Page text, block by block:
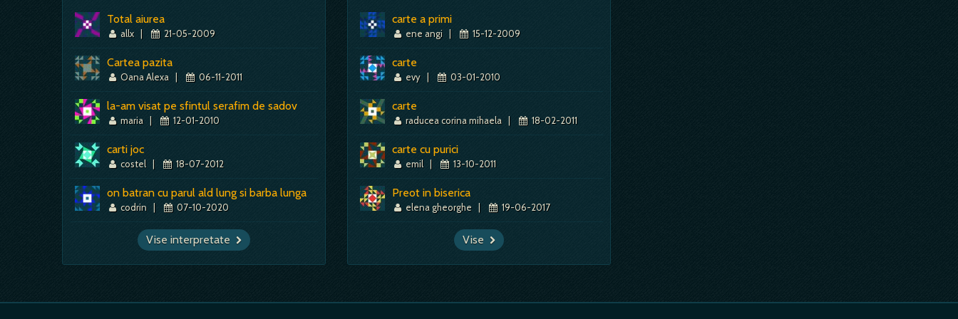
Total aiurea
allx | 21-05-2009
Cartea pazita
Oana Alexa | 06-11-2011
la-am visat pe sfintul serafim de sadov
maria | 12-01-2010
carti joc
costel | 18-07-2012
on batran cu parul ald lung si barba lunga
codrin | 07-10-2020
Vise interpretate
carte a primi
ene angi | 15-12-2009
carte
evy | 03-01-2010
carte
raducea corina mihaela | 18-02-2011
carte cu purici
emil | 13-10-2011
Preot in biserica
elena gheorghe | 19-06-2017
Vise